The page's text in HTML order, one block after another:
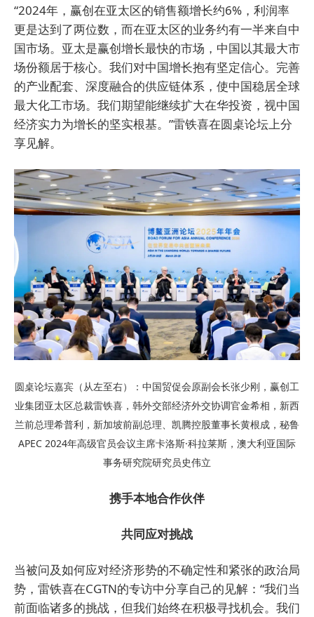
“2024年，赢创在亚太区的销售额增长约6%，利润率
更是达到了两位数，而在亚太区的业务约有一半来自中
国市场。亚太是赢创增长最快的市场，中国以其最大市
场份额居于核心。我们对中国增长抱有坚定信心。完善
的产业配套、深度融合的供应链体系，使中国稳居全球
最大化工市场。我们期望能继续扩大在华投资，视中国
经济实力为增长的坚实根基。”雷铁喜在圆桌论坛上分
享见解。
圆桌论坛嘉宾（从左至右）：中国贸促会原副会长张少刚，赢创工
业集团亚太区总裁雷铁喜，韩外交部经济外交协调官金希相，新西
兰前总理希普利，新加坡前副总理、凯腾控股董事长黄根成，秘鲁
APEC 2024年高级官员会议主席卡洛斯·科拉莱斯，澳大利亚国际
事务研究院研究员史伟立
携手本地合作伙伴
共同应对挑战
当被问及如何应对经济形势的不确定性和紧张的政治局
势，雷铁喜在CGTN的专访中分享自己的见解：“我们当
前面临诸多的挑战，但我们始终在积极寻找机会。我们